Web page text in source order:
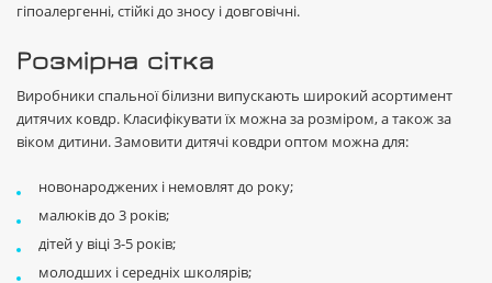
гіпоалергенні, стійкі до зносу і довговічні.
Розмірна сітка
Виробники спальної білизни випускають широкий асортимент
дитячих ковдр. Класифікувати їх можна за розміром, а також за
віком дитини. Замовити дитячі ковдри оптом можна для:
новонароджених і немовлят до року;
малюків до 3 років;
дітей у віці 3-5 років;
молодших і середніх школярів;